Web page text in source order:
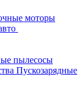
моторы
пылесосы
Пускозарядные